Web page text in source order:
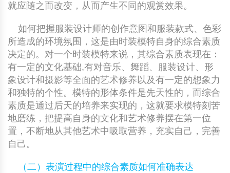
就应随之而改变，从而产生不同的观赏效果。
如何把握服装设计师的创作意图和服装款式、色彩
所造成的环境氛围，这是由时装模特自身的综合素质
决定的。对一个时装模特来说，其综合素质表现在：
有一定的文化基础,有对音乐、舞蹈、服装设计、形
象设计和摄影等全面的艺术修养以及有一定的想象力
和独特的个性。模特的形体条件是先天性的，而综合
素质是通过后天的培养来实现的，这就要求模特刻苦
地磨练，把提高自身的文化和艺术修养摆在第一位
置，不断地从其他艺术中吸取营养，充实自己，完善
自己。
（二）表演过程中的综合素质如何准确表达